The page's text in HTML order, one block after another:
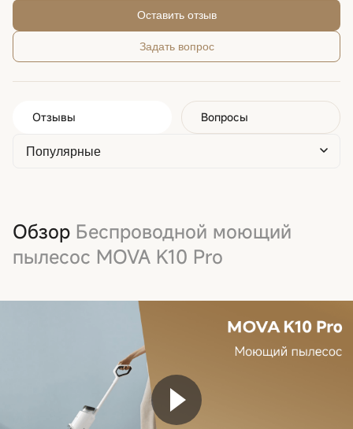
Оставить отзыв
Задать вопрос
Отзывы Вопросы
Обзор Беспроводной моющий
пылесос MOVA K10 Pro